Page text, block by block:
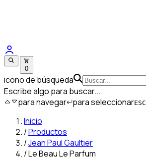
0
icono de búsqueda
Escribe algo para buscar...
para navegar para seleccionarESC
Inicio
/Productos
/Jean Paul Gaultier
/Le Beau Le Parfum